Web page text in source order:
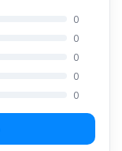
0
0
0
0
0